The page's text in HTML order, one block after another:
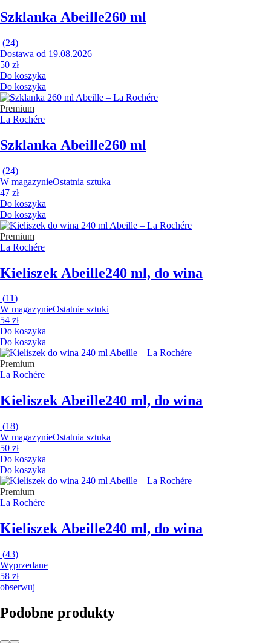
Szklanka Abeille260 ml
(24)
Dostawa od 19.08.2026
50 zł
Do koszyka
Do koszyka
Premium
La Rochére
Szklanka Abeille260 ml
(24)
W magazynieOstatnia sztuka
47 zł
Do koszyka
Do koszyka
Premium
La Rochére
Kieliszek Abeille240 ml, do wina
(11)
W magazynieOstatnie sztuki
54 zł
Do koszyka
Do koszyka
Premium
La Rochére
Kieliszek Abeille240 ml, do wina
(18)
W magazynieOstatnia sztuka
50 zł
Do koszyka
Do koszyka
Premium
La Rochére
Kieliszek Abeille240 ml, do wina
(43)
Wyprzedane
58 zł
obserwuj
Podobne produkty